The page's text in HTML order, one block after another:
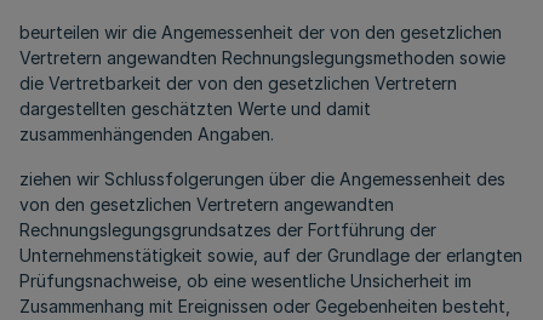
beurteilen wir die Angemessenheit der von den gesetzlichen
Vertretern angewandten Rechnungslegungsmethoden sowie
die Vertretbarkeit der von den gesetzlichen Vertretern
dargestellten geschätzten Werte und damit
zusammenhängenden Angaben.
ziehen wir Schlussfolgerungen über die Angemessenheit des
von den gesetzlichen Vertretern angewandten
Rechnungslegungsgrundsatzes der Fortführung der
Unternehmenstätigkeit sowie, auf der Grundlage der erlangten
Prüfungsnachweise, ob eine wesentliche Unsicherheit im
Zusammenhang mit Ereignissen oder Gegebenheiten besteht,